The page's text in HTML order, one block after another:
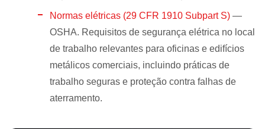
Normas elétricas (29 CFR 1910 Subpart S) —
OSHA. Requisitos de segurança elétrica no local
de trabalho relevantes para oficinas e edifícios
metálicos comerciais, incluindo práticas de
trabalho seguras e proteção contra falhas de
aterramento.